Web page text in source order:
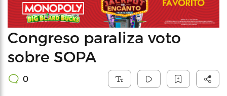
Congreso paraliza voto
sobre SOPA
0